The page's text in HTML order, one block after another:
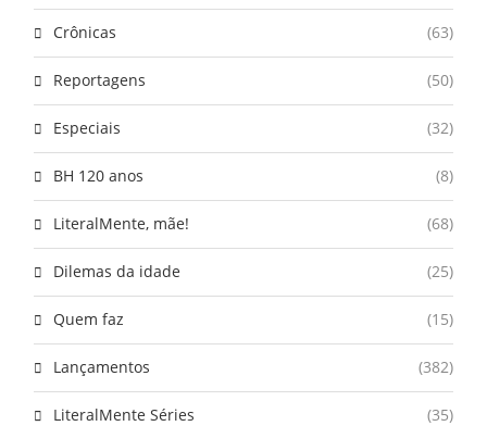
Crônicas (63)
Reportagens (50)
Especiais (32)
BH 120 anos (8)
LiteralMente, mãe! (68)
Dilemas da idade (25)
Quem faz (15)
Lançamentos (382)
LiteralMente Séries (35)